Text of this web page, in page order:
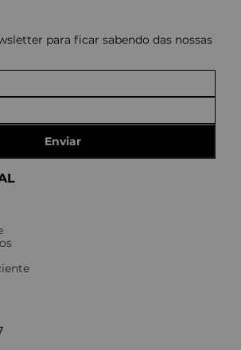
para ficar sabendo das nossas
Enviar